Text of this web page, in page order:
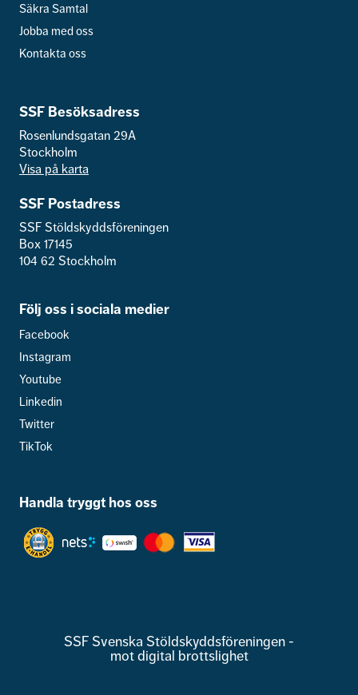
Säkra Samtal
Jobba med oss
Kontakta oss
SSF Besöksadress
Rosenlundsgatan 29A
Stockholm
Visa på karta
SSF Postadress
SSF Stöldskyddsföreningen
Box 17145
104 62 Stockholm
Följ oss i sociala medier
Facebook
Instagram
Youtube
Linkedin
Twitter
TikTok
Handla tryggt hos oss
SSF Svenska Stöldskyddsföreningen -
mot digital brottslighet